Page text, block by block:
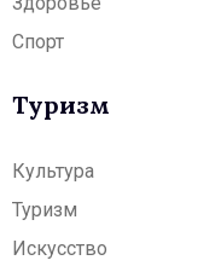
Спорт
Туризм
Культура
Туризм
Искусство